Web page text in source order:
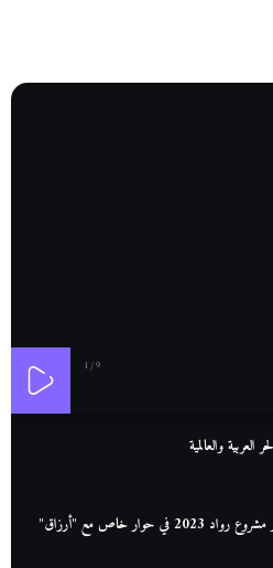
1/9
العربية والعالمية
حوار خاص مع "أرزاق"